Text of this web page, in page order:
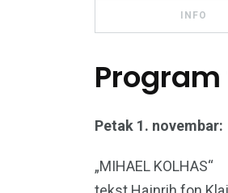
INFO
Petak 1. novembar:
„MIHAEL KOLHAS“